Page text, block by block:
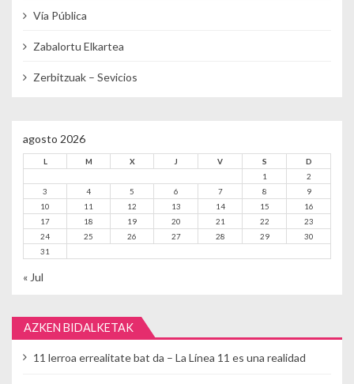
Vía Pública
Zabalortu Elkartea
Zerbitzuak – Sevicios
agosto 2026
L M X J V S
D
1
2
3
4 5 6 7 8
9
10
11 12 13 14 15
16
17
18 19 20 21 22
23
24
25 26 27 28 29
30
31
« Jul
AZKEN BIDALKETAK
11 lerroa errealitate bat da – La Línea 11 es una realidad